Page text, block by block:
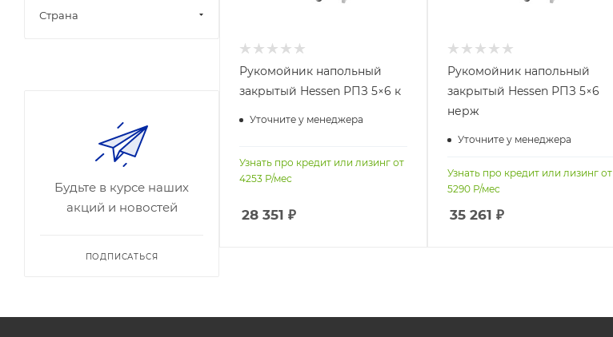
Рукомойник напольный
закрытый Hessen РПЗ 5×6 к
Уточните у менеджера
Узнать про кредит или лизинг от
4253 Р/мес
28 351 ₽
Рукомойник напольный
закрытый Hessen РПЗ 5×6
нерж
Уточните у менеджера
Узнать про кредит или лизинг от
5290Р/мес
35 261 ₽
Страна
Будьте в курсе наших
акций и новостей
ПОДПИСАТЬСЯ